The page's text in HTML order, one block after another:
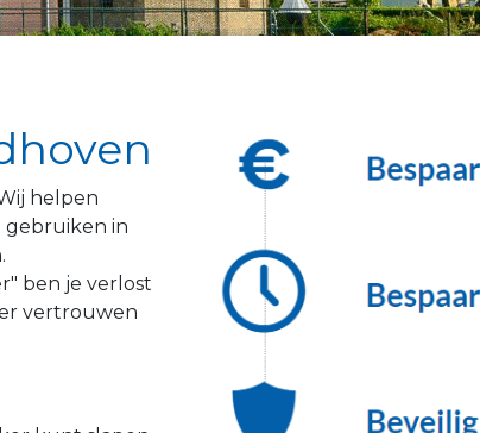
helpen
gebruiken in
ben je verlost
vertrouwen